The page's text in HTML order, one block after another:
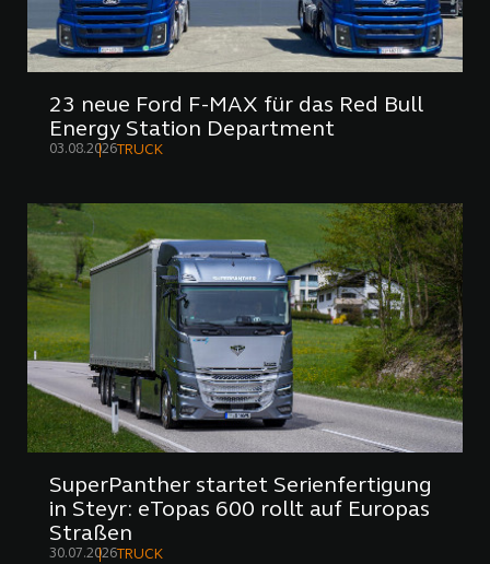
23 neue Ford F-MAX für das Red Bull
Energy Station Department
03.08.2026TRUCK
SuperPanther startet Serienfertigung
in Steyr: eTopas 600 rollt auf Europas
Straßen
30.07.2026 TRUCK